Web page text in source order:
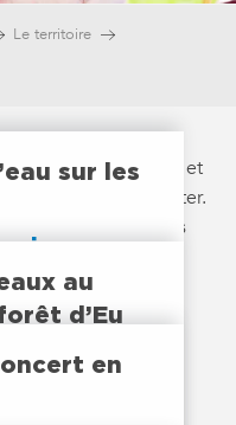
Le territoire
et en patrimoine et
année le visiter.
se visite… Parfois les
et plongez dans
sur les
vient glisser
produit un son
au
d’Eu
qui résonnent
en